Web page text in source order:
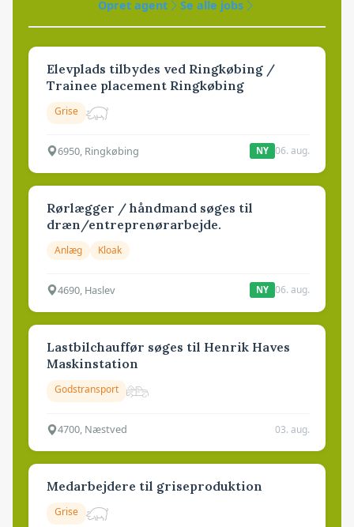
Opret agent
Se alle jobs
Elevplads tilbydes ved Ringkøbing /
Trainee placement Ringkøbing
Grise
6950, Ringkøbing NY 06. aug.
Rørlægger / håndmand søges til
dræn/entreprenørarbejde.
Anlæg Kloak
4690, Haslev NY 06. aug.
Lastbilchauffør søges til Henrik Haves
Maskinstation
Godstransport
4700, Næstved 03. aug.
Medarbejdere til griseproduktion
Grise